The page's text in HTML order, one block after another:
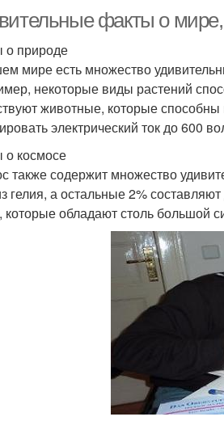
факты о
о природе
мире есть множество
некоторые виды растений
животные, которые способны
электрический ток до 600
о космосе
также содержит множество
гелия, а остальные 2%
обладают столь большой